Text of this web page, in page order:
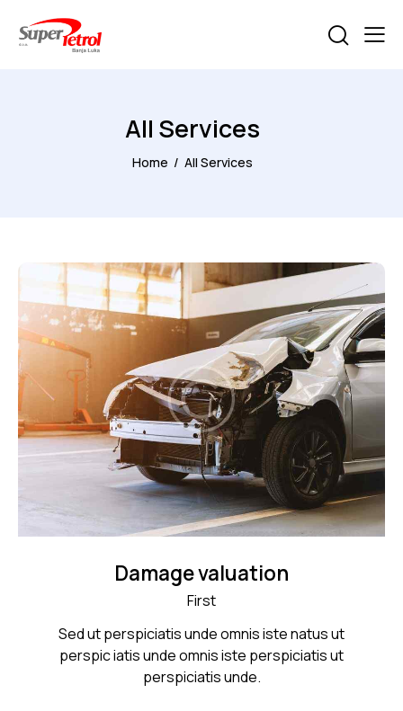
All Services
Home All Services
Damage valuation
First
Sed ut perspiciatis unde omnis iste natus ut
perspic iatis unde omnis iste perspiciatis ut
perspiciatis unde.